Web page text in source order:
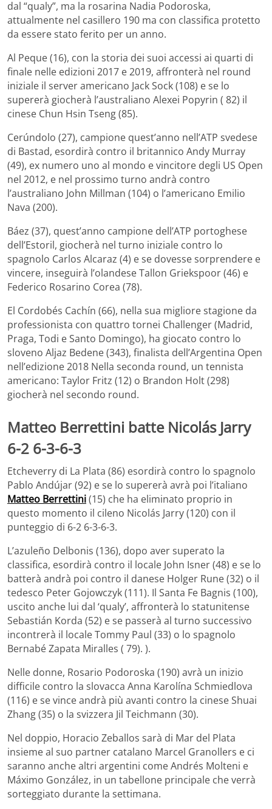
dal “qualy”, ma la rosarina Nadia Podoroska,
attualmente nel casillero 190 ma con classifica protetto
da essere stato ferito per un anno.
Al Peque (16), con la storia dei suoi accessi ai quarti di
finale nelle edizioni 2017 e 2019, affronterà nel round
iniziale il server americano Jack Sock (108) e se lo
supererà giocherà l’australiano Alexei Popyrin ( 82) il
cinese Chun Hsin Tseng (85).
Cerúndolo (27), campione quest’anno nell’ATP svedese
di Bastad, esordirà contro il britannico Andy Murray
(49), ex numero uno al mondo e vincitore degli US Open
nel 2012, e nel prossimo turno andrà contro
l’australiano John Millman (104) o l’americano Emilio
Nava (200).
Báez (37), quest’anno campione dell’ATP portoghese
dell’Estoril, giocherà nel turno iniziale contro lo
spagnolo Carlos Alcaraz (4) e se dovesse sorprendere e
vincere, inseguirà l’olandese Tallon Griekspoor (46) e
Federico Rosarino Corea (78).
El Cordobés Cachín (66), nella sua migliore stagione da
professionista con quattro tornei Challenger (Madrid,
Praga, Todi e Santo Domingo), ha giocato contro lo
sloveno Aljaz Bedene (343), finalista dell’Argentina Open
nell’edizione 2018 Nella seconda round, un tennista
americano: Taylor Fritz (12) o Brandon Holt (298)
giocherà nel secondo round.
Matteo Berrettini batte Nicolás Jarry
6-2 6-3-6-3
Etcheverry di La Plata (86) esordirà contro lo spagnolo
Pablo Andújar (92) e se lo supererà avrà poi l’italiano
Matteo Berrettini(15) che ha eliminato proprio in
questo momento il cileno Nicolás Jarry (120) con il
punteggio di 6-2 6-3-6-3.
L’azuleño Delbonis (136), dopo aver superato la
classifica, esordirà contro il locale John Isner (48) e se lo
batterà andrà poi contro il danese Holger Rune (32) o il
tedesco Peter Gojowczyk (111). Il Santa Fe Bagnis (100),
uscito anche lui dal ‘qualy’, affronterà lo statunitense
Sebastián Korda (52) e se passerà al turno successivo
incontrerà il locale Tommy Paul (33) o lo spagnolo
Bernabé Zapata Miralles ( 79). ).
Nelle donne, Rosario Podoroska (190) avrà un inizio
difficile contro la slovacca Anna Karolína Schmiedlova
(116) e se vince andrà più avanti contro la cinese Shuai
Zhang (35) o la svizzera Jil Teichmann (30).
Nel doppio, Horacio Zeballos sarà di Mar del Plata
insieme al suo partner catalano Marcel Granollers e ci
saranno anche altri argentini come Andrés Molteni e
Máximo González, in un tabellone principale che verrà
sorteggiato durante la settimana.